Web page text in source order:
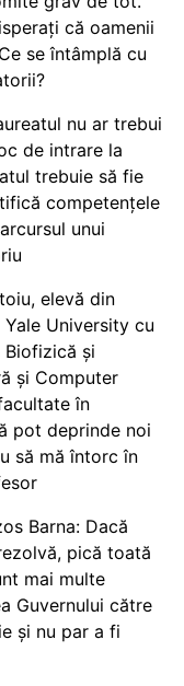
că oamenii
se întâmplă cu
nu ar trebui
de intrare la
trebuie să fie
competențele
unui
elevă din
University cu
și
și Computer
în
pot deprinde noi
să mă întorc în
Barna: Dacă
pică toată
mai multe
Guvernului către
și nu par a fi